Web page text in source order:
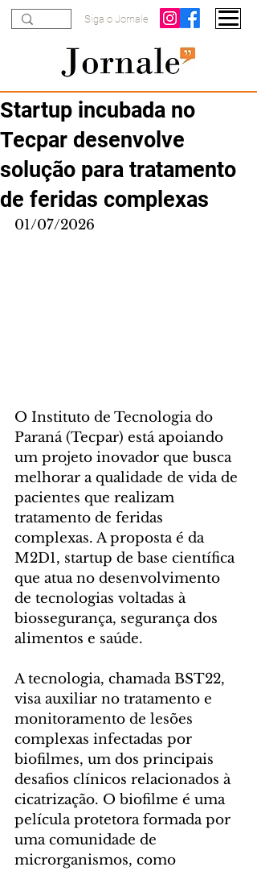
Siga o Jornale
Startup incubada no
Tecpar desenvolve
solução para tratamento
de feridas complexas
01/07/2026
O Instituto de Tecnologia do
Paraná (Tecpar) está apoiando
um projeto inovador que busca
melhorar a qualidade de vida de
pacientes que realizam
tratamento de feridas
complexas. A proposta é da
M2D1, startup de base científica
que atua no desenvolvimento
de tecnologias voltadas à
biossegurança, segurança dos
alimentos e saúde.
A tecnologia, chamada BST22,
visa auxiliar no tratamento e
monitoramento de lesões
complexas infectadas por
biofilmes, um dos principais
desafios clínicos relacionados à
cicatrização. O biofilme é uma
película protetora formada por
uma comunidade de
microrganismos, como